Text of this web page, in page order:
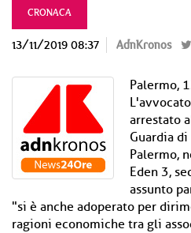
CRONACA
13/11/2019 08:37 AdnKronos
Palermo,
arrestato
Guardia di
Palermo,
Eden 3,
assunto
"si è anche adoperato per
ragioni economiche tra gli